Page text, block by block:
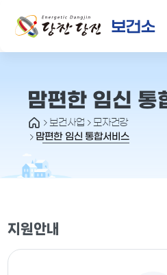
맘편한 임신 통
보건사업 모자건강
맘편한 임신 통합서비스
지원안내
세